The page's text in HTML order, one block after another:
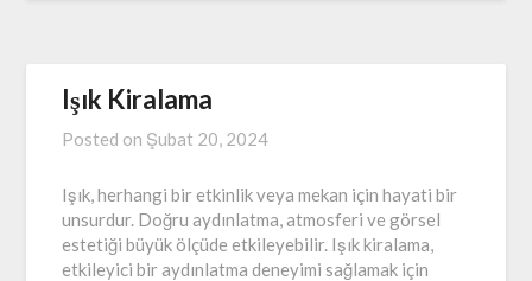
Işık Kiralama
Posted on Şubat 20, 2024
Işık, herhangi bir etkinlik veya mekan için hayati bir
unsurdur. Doğru aydınlatma, atmosferi ve görsel
estetiği büyük ölçüde etkileyebilir. Işık kiralama,
etkileyici bir aydınlatma deneyimi sağlamak için